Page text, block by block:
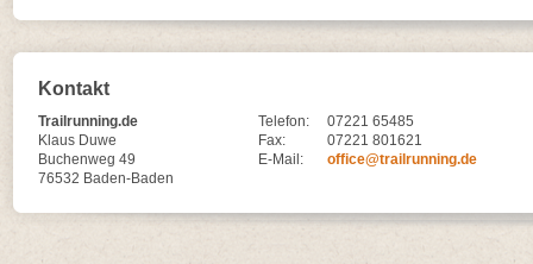
Kontakt
Trailrunning.de
Klaus Duwe
Buchenweg 49
76532 Baden-Baden
Telefon:
07221 65485
Fax:
07221 801621
E-Mail:
office@trailrunning.de